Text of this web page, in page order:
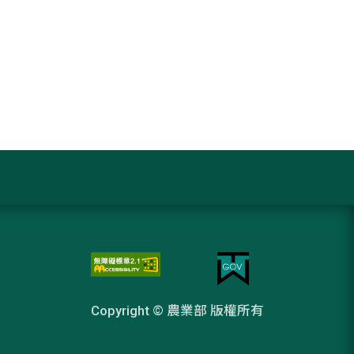
Copyright © 農業部 版權所有